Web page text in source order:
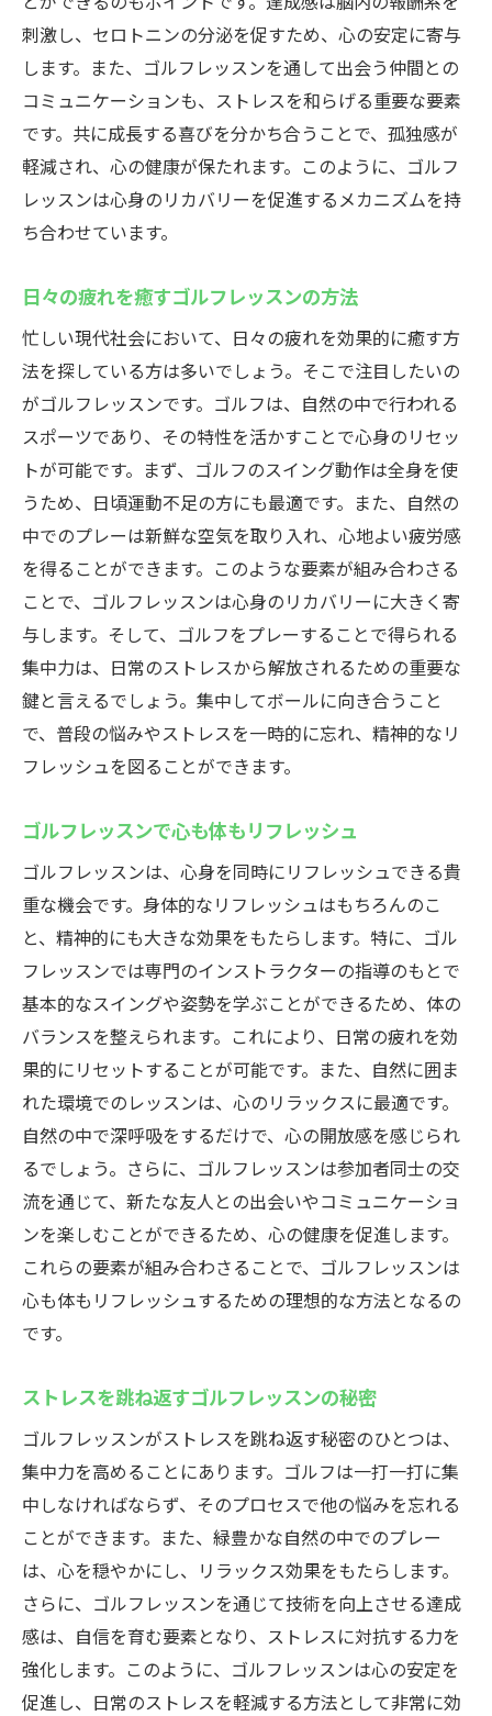
刺激し、セロトニンの分泌を促すため、心の安定に寄与
します。また、ゴルフレッスンを通して出会う仲間との
コミュニケーションも、ストレスを和らげる重要な要素
です。共に成長する喜びを分かち合うことで、孤独感が
軽減され、心の健康が保たれます。このように、ゴルフ
レッスンは心身のリカバリーを促進するメカニズムを持
ち合わせています。
日々の疲れを癒すゴルフレッスンの方法
忙しい現代社会において、日々の疲れを効果的に癒す方
法を探している方は多いでしょう。そこで注目したいの
がゴルフレッスンです。ゴルフは、自然の中で行われる
スポーツであり、その特性を活かすことで心身のリセッ
トが可能です。まず、ゴルフのスイング動作は全身を使
うため、日頃運動不足の方にも最適です。また、自然の
中でのプレーは新鮮な空気を取り入れ、心地よい疲労感
を得ることができます。このような要素が組み合わさる
ことで、ゴルフレッスンは心身のリカバリーに大きく寄
与します。そして、ゴルフをプレーすることで得られる
集中力は、日常のストレスから解放されるための重要な
鍵と言えるでしょう。集中してボールに向き合うこと
で、普段の悩みやストレスを一時的に忘れ、精神的なリ
フレッシュを図ることができます。
ゴルフレッスンで心も体もリフレッシュ
ゴルフレッスンは、心身を同時にリフレッシュできる貴
重な機会です。身体的なリフレッシュはもちろんのこ
と、精神的にも大きな効果をもたらします。特に、ゴル
フレッスンでは専門のインストラクターの指導のもとで
基本的なスイングや姿勢を学ぶことができるため、体の
バランスを整えられます。これにより、日常の疲れを効
果的にリセットすることが可能です。また、自然に囲ま
れた環境でのレッスンは、心のリラックスに最適です。
自然の中で深呼吸をするだけで、心の開放感を感じられ
るでしょう。さらに、ゴルフレッスンは参加者同士の交
流を通じて、新たな友人との出会いやコミュニケーショ
ンを楽しむことができるため、心の健康を促進します。
これらの要素が組み合わさることで、ゴルフレッスンは
心も体もリフレッシュするための理想的な方法となるの
です。
ストレスを跳ね返すゴルフレッスンの秘密
ゴルフレッスンがストレスを跳ね返す秘密のひとつは、
集中力を高めることにあります。ゴルフは一打一打に集
中しなければならず、そのプロセスで他の悩みを忘れる
ことができます。また、緑豊かな自然の中でのプレー
は、心を穏やかにし、リラックス効果をもたらします。
さらに、ゴルフレッスンを通じて技術を向上させる達成
感は、自信を育む要素となり、ストレスに対抗する力を
強化します。このように、ゴルフレッスンは心の安定を
促進し、日常のストレスを軽減する方法として非常に効